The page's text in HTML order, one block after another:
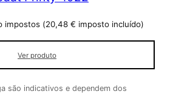
impostos (20,48 € imposto incluído)
Ver produto
são indicativos e dependem dos